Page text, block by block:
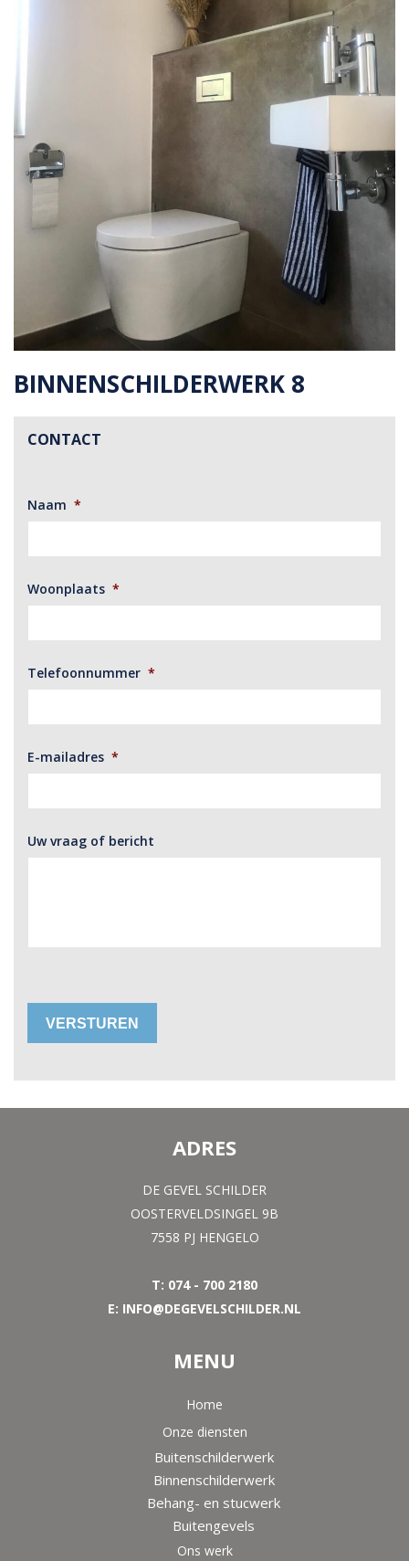
BINNENSCHILDERWERK 8
CONTACT
Naam *
Woonplaats *
Telefoonnummer *
E-mailadres *
Uw vraag of bericht
VERSTUREN
ADRES
DE GEVEL SCHILDER
OOSTERVELDSINGEL 9B
7558 PJ HENGELO
T: 074 - 700 2180
E: INFO@DEGEVELSCHILDER.NL
MENU
Home
Onze diensten
Buitenschilderwerk
Binnenschilderwerk
Behang- en stucwerk
Buitengevels
Ons werk